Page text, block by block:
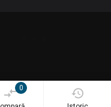
0
rezervate.